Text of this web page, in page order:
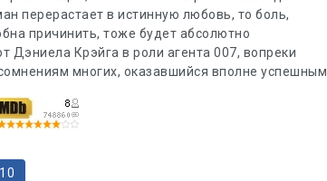
перерастает в истинную любовь, то боль,
причинить, тоже будет абсолютно
Дэниела Крэйга в роли агента 007, вопреки
многих, оказавшийся вполне успешным.